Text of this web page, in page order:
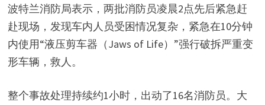
波特兰消防局表示，两批消防员凌晨2点先后紧急赶
赴现场，发现车内人员受困情况复杂，紧急在10分钟
内使用“液压剪车器（Jaws of Life）”强行破拆严重变
形车辆，救人。
整个事故处理持续约1小时，出动了16名消防员。大